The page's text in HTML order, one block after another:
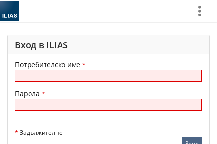
Вход в ILIAS
Потребителско име *
Парола *
* Задължително